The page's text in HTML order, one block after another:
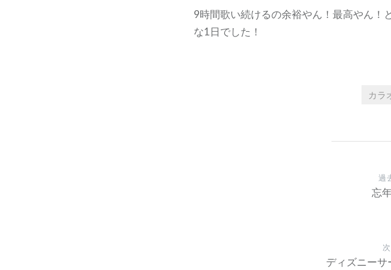
9時間歌い続けるの余裕やん！最高やん！
な1日でした！
カラ
過
忘
ディズニー